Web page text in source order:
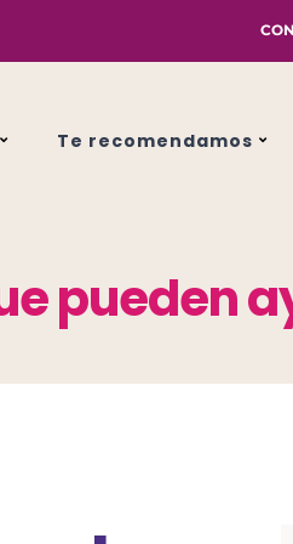
Te recomendamos
pueden